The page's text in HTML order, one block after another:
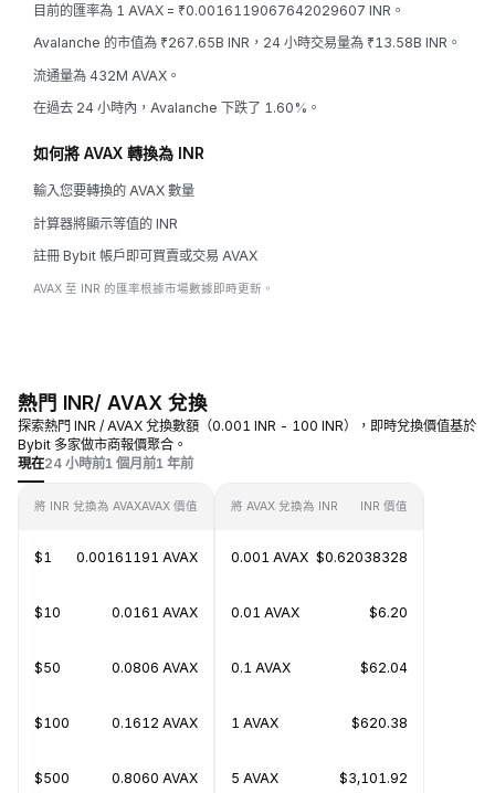
目前的匯率為 1 AVAX = ₹0.0016119067642029607 INR。
Avalanche 的市值為 ₹267.65B INR，24 小時交易量為 ₹13.58B INR。
流通量為 432M AVAX。
在過去 24 小時內，Avalanche 下跌了 1.60%。
如何將 AVAX 轉換為 INR
輸入您要轉換的 AVAX 數量
計算器將顯示等值的 INR
註冊 Bybit 帳戶即可買賣或交易 AVAX
AVAX 至 INR 的匯率根據市場數據即時更新。
熱門 INR/ AVAX 兌換
探索熱門 INR / AVAX 兌換數額（0.001 INR - 100 INR），即時兌換價值基於
Bybit 多家做市商報價聚合。
現在24 小時前1 個月前1 年前
將 INR 兌換為 AVAXAVAX 價值
$1 0.00161191 AVAX
$10 0.0161 AVAX
$50 0.0806 AVAX
$100 0.1612 AVAX
$500 0.8060 AVAX
將 AVAX 兌換為 INR INR 價值
0.001 AVAX $0.62038328
0.01 AVAX $6.20
0.1 AVAX $62.04
1 AVAX $620.38
5 AVAX $3,101.92